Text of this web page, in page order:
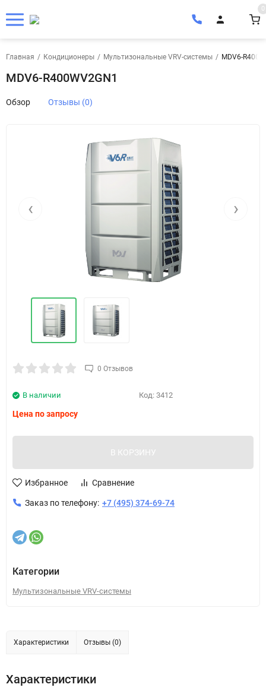
0
Главная / Кондиционеры / Мультизональные VRV-системы / MDV6-
MDV6-R400WV2GN1
Обзор Отзывы (0)
‹ ›
0 Отзывов
Код: 3412
В наличии
Цена по запросу
В КОРЗИНУ
Избранное Сравнение
Заказ по телефону: +7 (495) 374-69-74
Категории
Мультизональные VRV-системы
Характеристики Отзывы (0)
Характеристики